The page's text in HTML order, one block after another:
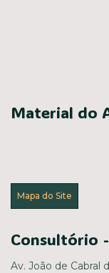
Material do
Mapa do Site
Consultório
Av. João de Cabral